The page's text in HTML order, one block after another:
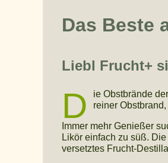
Das Beste
Liebl Frucht+
D
ie Obstbrände
reiner
Immer mehr Genießer
Likör einfach zu süß.
versetztes Frucht-